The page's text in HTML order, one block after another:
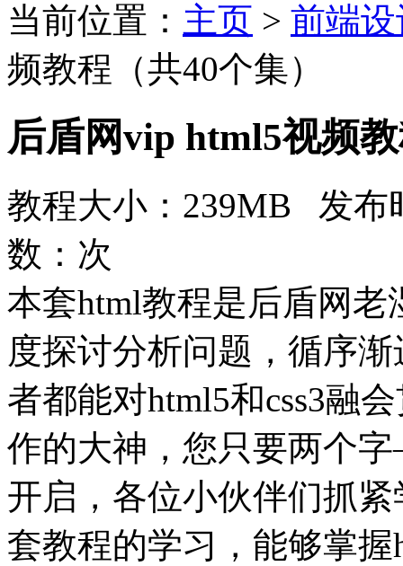
当前位置： 主页 > 前端
频教程（共40个集）
后盾网vip html5视频
教程大小：239MB 发
数： 次
本套html教程是后盾网
度探讨分析问题，循序
者都能对html5和css3融
作的大神，您只要两个
开启，各位小伙伴们抓
套教程的学习，能够掌